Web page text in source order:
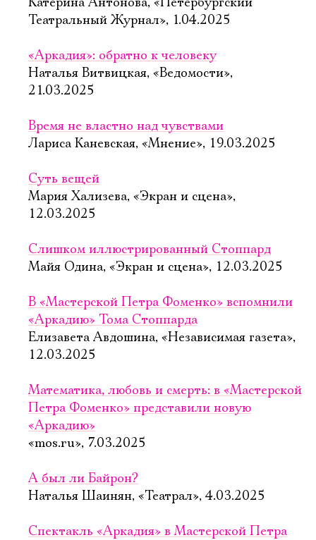
Театральный Журнал», 1.04.2025
«Аркадия»: обратно к человеку
Наталья Витвицкая, «Ведомости»,
21.03.2025
Время не властно над чувствами
Лариса Каневская, «Мнение», 19.03.2025
Суть вещей
Мария Хализева, «Экран и сцена»,
12.03.2025
Слишком иллюстрированный Стоппард
Майя Одина, «Экран и сцена», 12.03.2025
В «Мастерской Петра Фоменко» вспомнили
«Аркадию» Тома Стоппарда
Елизавета Авдошина, «Независимая газета»,
12.03.2025
Математика, любовь и смерть: в «Мастерской
Петра Фоменко» представили новую
«Аркадию»
«mos.ru», 7.03.2025
А был ли Байрон?
Наталья Шаинян, «Театрал», 4.03.2025
Спектакль «Аркадия» в Мастерской Петра
Ознакомиться